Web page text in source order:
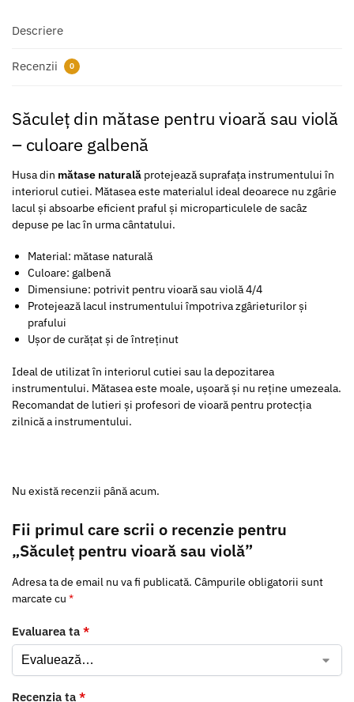
Descriere
Recenzii 0
Săculeț din mătase pentru vioară sau violă
– culoare galbenă
Husa din mătase naturală protejează suprafața instrumentului în
interiorul cutiei. Mătasea este materialul ideal deoarece nu zgârie
lacul și absoarbe eficient praful și microparticulele de sacâz
depuse pe lac în urma cântatului.
Material: mătase naturală
Culoare: galbenă
Dimensiune: potrivit pentru vioară sau violă 4/4
Protejează lacul instrumentului împotriva zgârieturilor și
prafului
Ușor de curățat și de întreținut
Ideal de utilizat în interiorul cutiei sau la depozitarea
instrumentului. Mătasea este moale, ușoară și nu reține umezeala.
Recomandat de lutieri și profesori de vioară pentru protecția
zilnică a instrumentului.
Nu există recenzii până acum.
Fii primul care scrii o recenzie pentru
„Săculeț pentru vioară sau violă”
Adresa ta de email nu va fi publicată. Câmpurile obligatorii sunt
marcate cu *
Evaluarea ta *
Recenzia ta *